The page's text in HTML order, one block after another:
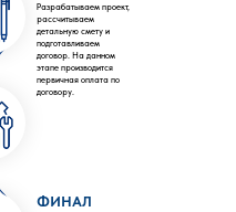
Разрабатываем проект,
рассчитываем
детальную смету и
подготавливаем
договор. На данном
этапе производится
первичная оплата по
договору.
ФИНАЛ